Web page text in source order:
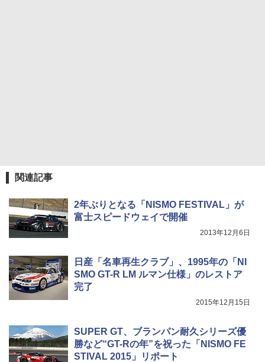
関連記事
2年ぶりとなる「NISMO FESTIVAL」が
富士スピードウェイで開催
2013年12月6日
日産「名車再生クラブ」、1995年の「NI
SMO GT-R LM ルマン仕様」のレストア
完了
2015年12月15日
SUPER GT、ブランパン耐久シリーズ優
勝など“GT-Rの年”を祝った「NISMO FE
STIVAL 2015」リポート